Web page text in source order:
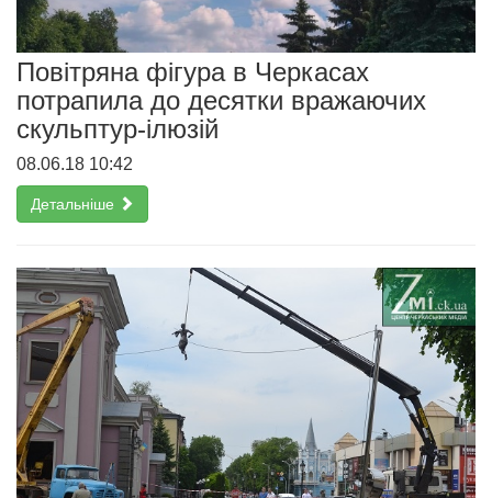
Повітряна фігура в Черкасах
потрапила до десятки вражаючих
скульптур-ілюзій
08.06.18 10:42
Детальніше